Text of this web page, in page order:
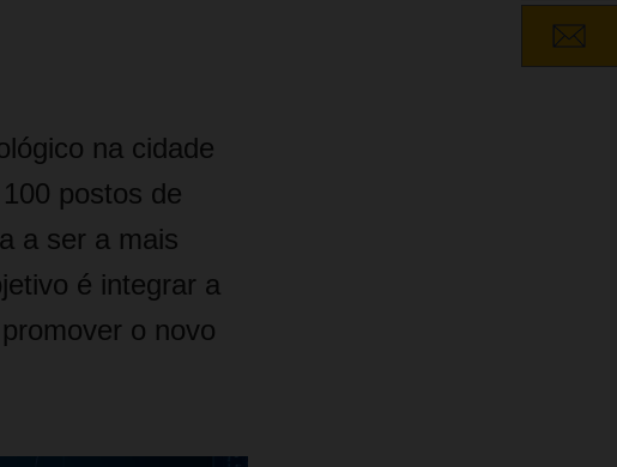
na cidade
postos de
a ser a mais
é integrar a
o novo